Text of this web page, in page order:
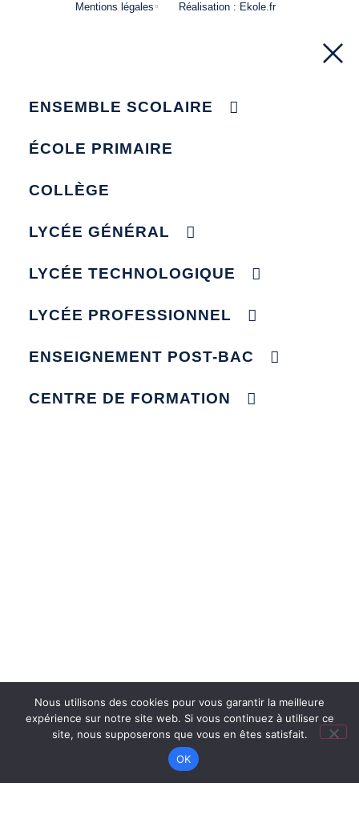
Mentions légales Réalisation : Ekole.fr
ENSEMBLE SCOLAIRE
ÉCOLE PRIMAIRE
COLLÈGE
LYCÉE GÉNÉRAL
LYCÉE TECHNOLOGIQUE
LYCÉE PROFESSIONNEL
ENSEIGNEMENT POST-BAC
CENTRE DE FORMATION
Nous utilisons des cookies pour vous garantir la meilleure
expérience sur notre site web. Si vous continuez à utiliser ce
site, nous supposerons que vous en êtes satisfait.
OK